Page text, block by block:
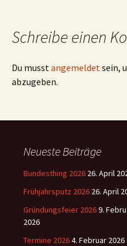
Schreibe einen
Du musst angemeldet sein,
abzugeben.
Neueste Beiträge
Bundesthing 2026 26. April
Frühjahrsputz 2026 26. April
Gründungsfeier 20269.
2026
Termine 20264. Februar 2026